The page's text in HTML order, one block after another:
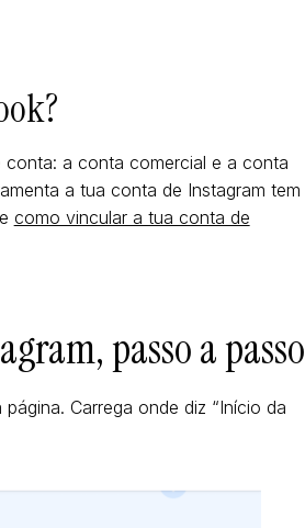
a conta comercial e a conta
a tua conta de Instagram tem
como vincular a tua conta de
passo a passo
Carrega onde diz “Início da